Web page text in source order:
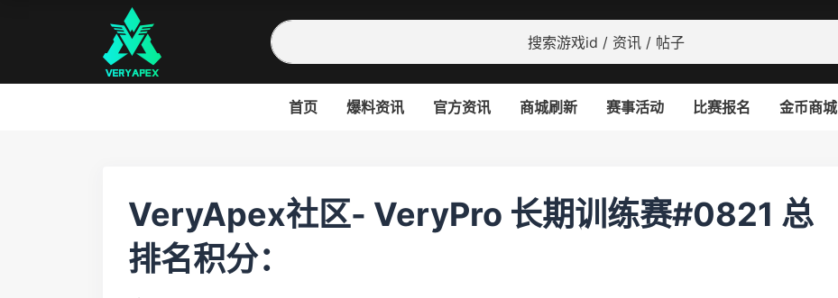
首页 爆料资讯 官方资讯 商城刷新 赛事活动 比赛报名 金币商城
VeryApex社区- VeryPro 长期训练赛#0821 总
排名积分：